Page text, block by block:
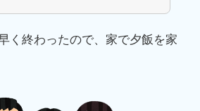
く終わったので、家で夕飯を家